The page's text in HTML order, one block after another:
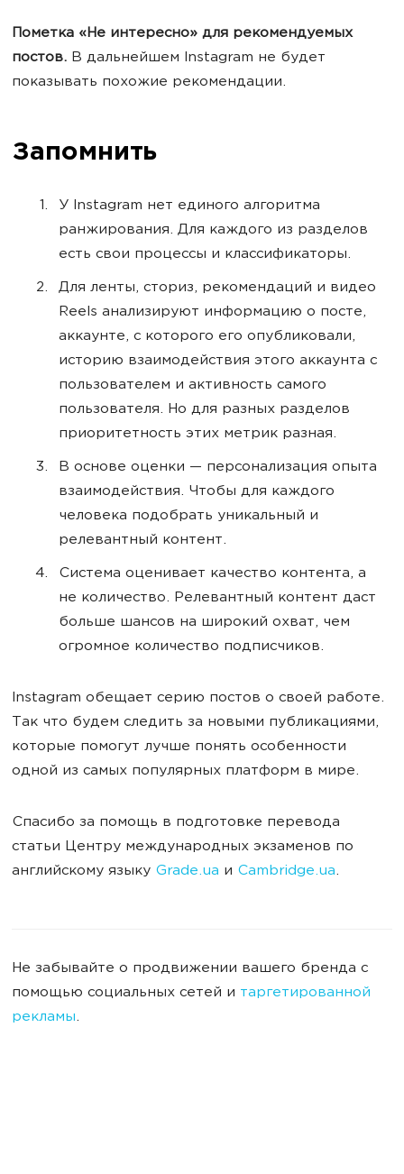
Пометка «Не интересно» для рекомендуемых
постов. В дальнейшем Instagram не будет
показывать похожие рекомендации.
Запомнить
У Instagram нет единого алгоритма
ранжирования. Для каждого из разделов
есть свои процессы и классификаторы.
Для ленты, сториз, рекомендаций и видео
Reels анализируют информацию о посте,
аккаунте, с которого его опубликовали,
историю взаимодействия этого аккаунта с
пользователем и активность самого
пользователя. Но для разных разделов
приоритетность этих метрик разная.
В основе оценки — персонализация опыта
взаимодействия. Чтобы для каждого
человека подобрать уникальный и
релевантный контент.
Система оценивает качество контента, а
не количество. Релевантный контент даст
больше шансов на широкий охват, чем
огромное количество подписчиков.
Instagram обещает серию постов о своей работе.
Так что будем следить за новыми публикациями,
которые помогут лучше понять особенности
одной из самых популярных платформ в мире.
Спасибо за помощь в подготовке перевода
статьи Центру международных экзаменов по
английскому языку Grade.ua и Cambridge.ua.
Не забывайте о продвижении вашего бренда с
помощью социальных сетей и таргетированной
рекламы.